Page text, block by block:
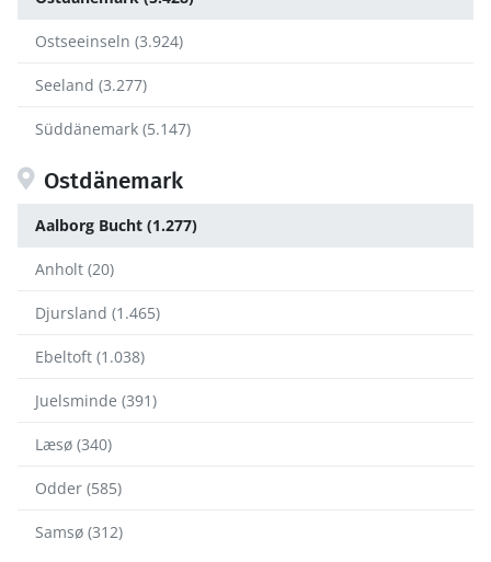
Ostseeinseln (3.924)
Seeland (3.277)
Süddänemark (5.147)
Ostdänemark
Aalborg Bucht (1.277)
Anholt (20)
Djursland (1.465)
Ebeltoft (1.038)
Juelsminde (391)
Læsø (340)
Odder (585)
Samsø (312)